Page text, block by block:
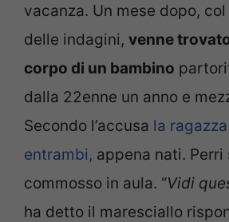
vacanza. Un mese dopo,
delle indagini, venne
corpo di un bambino
dalla 22enne un anno e
Secondo l’accusa la
entrambi, appena nati. Perri
commosso in aula. “Vidi
ha detto il maresciallo